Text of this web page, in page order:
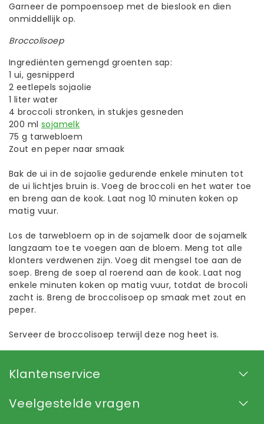
Garneer de pompoensoep met de bieslook en dien
onmiddellijk op.
Broccolisoep
Ingrediënten gemengd groenten sap:
1 ui, gesnipperd
2 eetlepels sojaolie
1 liter water
4 broccoli stronken, in stukjes gesneden
200 ml sojamelk
75 g tarwebloem
Zout en peper naar smaak
Bak de ui in de sojaolie gedurende enkele minuten tot
de ui lichtjes bruin is. Voeg de broccoli en het water toe
en breng aan de kook. Laat nog 10 minuten koken op
matig vuur.
Los de tarwebloem op in de sojamelk door de sojamelk
langzaam toe te voegen aan de bloem. Meng tot alle
klonters verdwenen zijn. Voeg dit mengsel toe aan de
soep. Breng de soep al roerend aan de kook. Laat nog
enkele minuten koken op matig vuur, totdat de brocoli
zacht is. Breng de broccolisoep op smaak met zout en
peper.
Serveer de broccolisoep terwijl deze nog heet is.
Klantenservice
Veelgestelde vragen